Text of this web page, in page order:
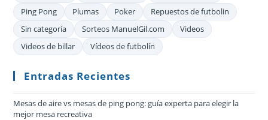
Ping Pong
Plumas Poker
Repuestos de futbolin
Sin categoría
Sorteos ManuelGil.com
Videos
Videos de billar
Vídeos de futbolín
Entradas Recientes
Mesas de aire vs mesas de ping pong: guía experta para elegir la
mejor mesa recreativa